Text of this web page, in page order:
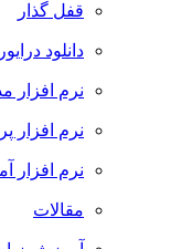
قفل گذار
دانلود درایور
نرم افزار مذهبی
نرم افزار پرتابل
نرم افزار آموزشی
مقالات